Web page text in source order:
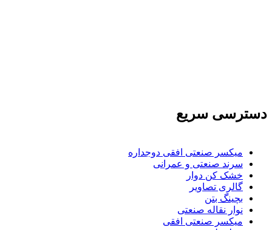
دسترسی سریع
میکسر صنعتی افقی دوجداره
سرند صنعتی و عمرانی
خشک کن دوار
گالری تصاویر
بچينگ بتن
نوار نقاله صنعتی
ميكسر صنعتی افقی